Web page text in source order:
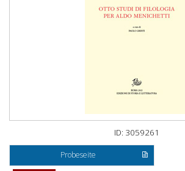
ID: 3059261
Probeseite